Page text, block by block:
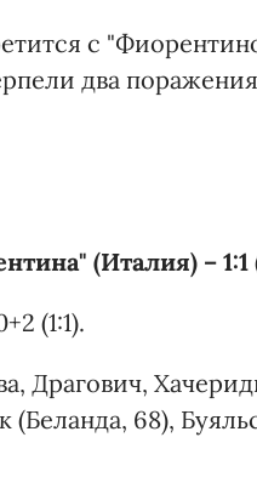
с
два
(Италия) – 1:1
(1:1).
Драгович,
68),